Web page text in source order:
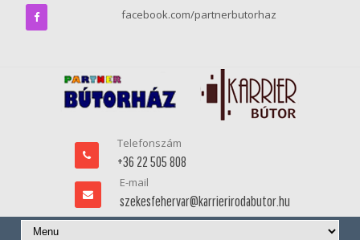
facebook.com/partnerbutorhaz
Telefonszám
+36 22 505 808
E-mail
szekesfehervar@karrierirodabutor.hu